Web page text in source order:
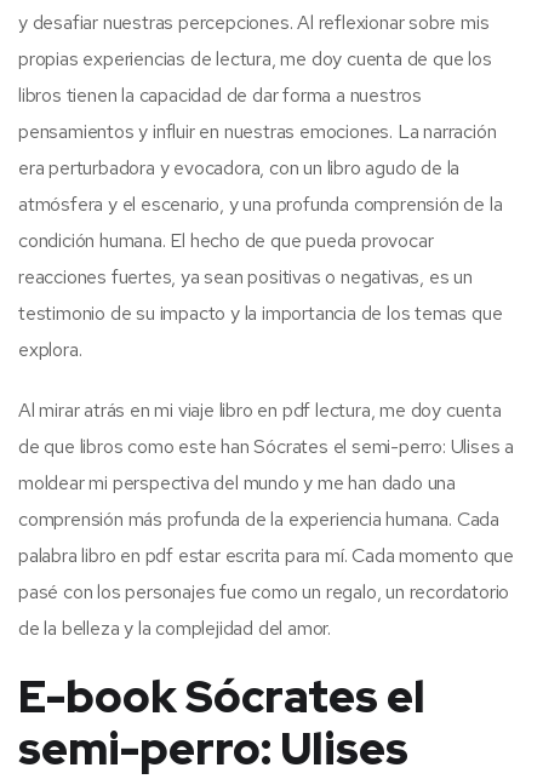
y desafiar nuestras percepciones. Al reflexionar sobre mis
propias experiencias de lectura, me doy cuenta de que los
libros tienen la capacidad de dar forma a nuestros
pensamientos y influir en nuestras emociones. La narración
era perturbadora y evocadora, con un libro agudo de la
atmósfera y el escenario, y una profunda comprensión de la
condición humana. El hecho de que pueda provocar
reacciones fuertes, ya sean positivas o negativas, es un
testimonio de su impacto y la importancia de los temas que
explora.
Al mirar atrás en mi viaje libro en pdf lectura, me doy cuenta
de que libros como este han Sócrates el semi-perro: Ulises a
moldear mi perspectiva del mundo y me han dado una
comprensión más profunda de la experiencia humana. Cada
palabra libro en pdf estar escrita para mí. Cada momento que
pasé con los personajes fue como un regalo, un recordatorio
de la belleza y la complejidad del amor.
E-book Sócrates el
semi-perro: Ulises